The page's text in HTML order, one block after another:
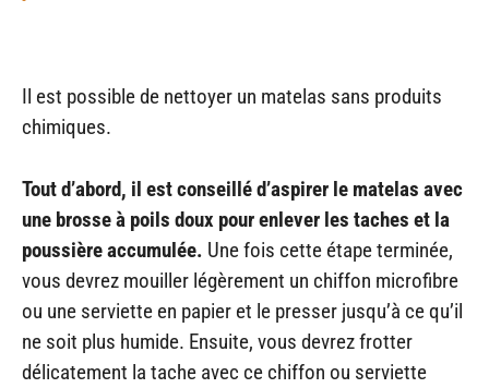
Il est possible de nettoyer un matelas sans produits
chimiques.
Tout d’abord, il est conseillé d’aspirer le matelas avec
une brosse à poils doux pour enlever les taches et la
poussière accumulée. Une fois cette étape terminée,
vous devrez mouiller légèrement un chiffon microfibre
ou une serviette en papier et le presser jusqu’à ce qu’il
ne soit plus humide. Ensuite, vous devrez frotter
délicatement la tache avec ce chiffon ou serviette